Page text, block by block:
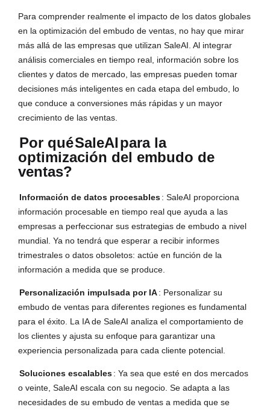
Para comprender realmente el impacto de los datos globales
en la optimización del embudo de ventas, no hay que mirar
más allá de las empresas que utilizan SaleAI. Al integrar
análisis comerciales en tiempo real, información sobre los
clientes y datos de mercado, las empresas pueden tomar
decisiones más inteligentes en cada etapa del embudo, lo
que conduce a conversiones más rápidas y un mayor
crecimiento de las ventas.
Por quéSaleAIpara la
optimización del embudo de
ventas?
Información de datos procesables: SaleAI proporciona
información procesable en tiempo real que ayuda a las
empresas a perfeccionar sus estrategias de embudo a nivel
mundial. Ya no tendrá que esperar a recibir informes
trimestrales o datos obsoletos: actúe en función de la
información a medida que se produce.
Personalización impulsada por IA: Personalizar su
embudo de ventas para diferentes regiones es fundamental
para el éxito. La IA de SaleAI analiza el comportamiento de
los clientes y ajusta su enfoque para garantizar una
experiencia personalizada para cada cliente potencial.
Soluciones escalables: Ya sea que esté en dos mercados
o veinte, SaleAI escala con su negocio. Se adapta a las
necesidades de su embudo de ventas a medida que se